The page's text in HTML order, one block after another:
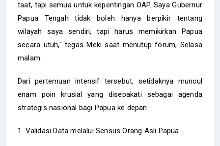
taat, tapi semua untuk kepentingan OAP. Saya Gubernur
Papua Tengah tidak boleh hanya berpikir tentang
wilayah saya sendiri, tapi harus memikirkan Papua
secara utuh," tegas Meki saat menutup forum, Selasa
malam.
Dari pertemuan intensif tersebut, setidaknya muncul
enam poin krusial yang disepakati sebagai agenda
strategis nasional bagi Papua ke depan:
1. Validasi Data melalui Sensus Orang Asli Papua